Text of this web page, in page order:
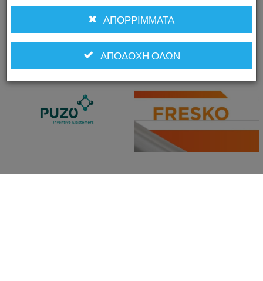
από τη χρήση των υπηρεσιών
τους από εσάς.
Πολιτική Απορρήτου|Πολιτική
Υποχρεωτικά cookies
Αυτά τα cookies είναι απαραίτητα για τη σωστή λειτουργία του
Λειτουργικά cookies
ΑΠΟΡΡΊΜΜΑΤΑ
ΑΠΟΔΟΧΉ ΌΛΩΝ